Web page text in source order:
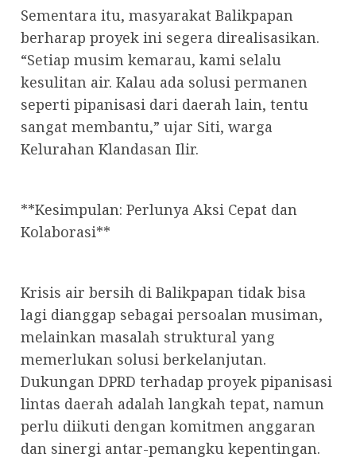
Sementara itu, masyarakat Balikpapan
berharap proyek ini segera direalisasikan.
“Setiap musim kemarau, kami selalu
kesulitan air. Kalau ada solusi permanen
seperti pipanisasi dari daerah lain, tentu
sangat membantu,” ujar Siti, warga
Kelurahan Klandasan Ilir.
**Kesimpulan: Perlunya Aksi Cepat dan
Kolaborasi**
Krisis air bersih di Balikpapan tidak bisa
lagi dianggap sebagai persoalan musiman,
melainkan masalah struktural yang
memerlukan solusi berkelanjutan.
Dukungan DPRD terhadap proyek pipanisasi
lintas daerah adalah langkah tepat, namun
perlu diikuti dengan komitmen anggaran
dan sinergi antar-pemangku kepentingan.